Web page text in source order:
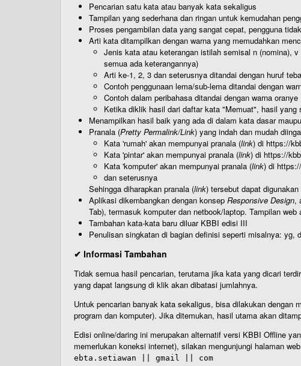
Pencarian satu kata atau banyak kata sekaligus
Tampilan yang sederhana dan ringan untuk kemudahan
Proses pengambilan data yang sangat cepat, pengguna
Arti kata ditampilkan dengan warna yang memudahkan
Jenis kata atau keterangan istilah semisal n (nomina),
semua ada keterangannya)
Arti ke-1, 2, 3 dan seterusnya ditandai dengan huruf
Contoh penggunaan lema/sub-lema ditandai dengan
Contoh dalam peribahasa ditandai dengan warna oranye
Ketika diklik hasil dari daftar kata "Memuat", hasil
Menampilkan hasil baik yang ada di dalam kata dasar
Pranala (Pretty Permalink/Link) yang indah dan mudah
Kata 'rumah' akan mempunyai pranala (link) di https://
Kata 'pintar' akan mempunyai pranala (link) di https://
Kata 'komputer' akan mempunyai pranala (link) di
dan seterusnya
Sehingga diharapkan pranala (link) tersebut dapat
Aplikasi dikembangkan dengan konsep Responsive Design,
Tab), termasuk komputer dan netbook/laptop. Tampilan
Tambahan kata-kata baru diluar KBBI edisi III
Penulisan singkatan di bagian definisi seperti misalnya:
✔ Informasi Tambahan
Tidak semua hasil pencarian, terutama jika kata yang dicari
yang dapat langsung di klik akan dibatasi jumlahnya.
Untuk pencarian banyak kata sekaligus, bisa dilakukan dengan
program dan komputer). Jika ditemukan, hasil utama akan
Edisi online/daring ini merupakan alternatif versi KBBI Offline
memerlukan koneksi internet), silakan mengunjungi halaman
ebta.setiawan || gmail || com